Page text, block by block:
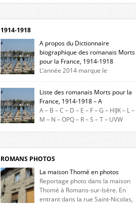
1914-1918
A propos du Dictionnaire
biographique des romanais Morts
pour la France, 1914-1918
L’année 2014 marque le
centenaire du début de la Première Guerre
Mondiale et ce dictionnaire biographique veut
rendre hommage aux romanais Morts pour la
France durant ce conflit. La base de cette
recherche historique est constituée des noms
gravés sur les plaques commémoratives de
l’Hôtel de Ville, du lycée du Dauphiné et du lycée
Liste des romanais Morts pour la
France, 1914-1918 – A
A – B – C – D – E – F – G – HIJK – L –
M – N – OPQ – R – S – T – UVW
par cette lettre. Liste des romanais […]
ROMANS PHOTOS
La maison Thomé en photos
Reportage photo dans la maison
Thomé à Romans-sur-Isère. En
entrant dans la rue Saint-Nicolas,